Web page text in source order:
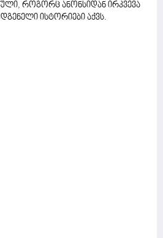
როგორც ანონსიდან ირკვევა
ისტორიები აქვს.